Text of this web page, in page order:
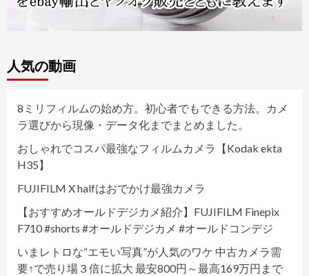
人気の動画
8ミリフィルムの始め方。初心者でもできる方法。カメ
ラ選びから現像・データ化までまとめました。
おしゃれでコスパ最強なフィルムカメラ【Kodak ekta
H35】
FUJIFILM X halfはおでかけ最強カメラ
【おすすめオールドデジカメ紹介】FUJIFILM Finepix
F710 #shorts #オールドデジカメ #オールドコンデジ
いまレトロな“エモい写真”が人気のワケ 中古カメラ需
要↑で売り場３倍に拡大 最安800円～最高169万円まで